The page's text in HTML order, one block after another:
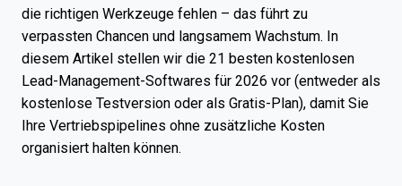
die richtigen Werkzeuge fehlen – das führt zu
verpassten Chancen und langsamem Wachstum. In
diesem Artikel stellen wir die 21 besten kostenlosen
Lead-Management-Softwares für 2026 vor (entweder als
kostenlose Testversion oder als Gratis-Plan), damit Sie
Ihre Vertriebspipelines ohne zusätzliche Kosten
organisiert halten können.